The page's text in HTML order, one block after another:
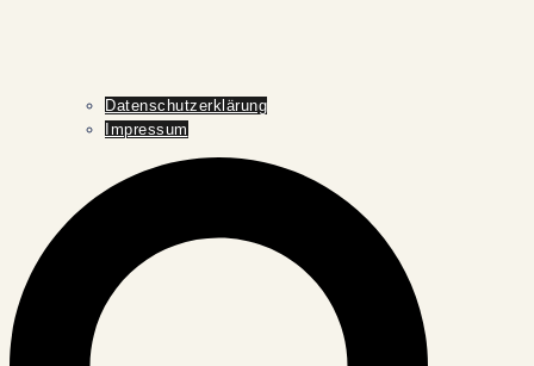
Datenschutzerklärung
Impressum